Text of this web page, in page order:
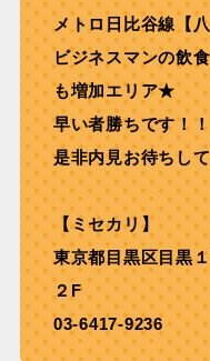
メトロ日比谷線【
ビジネスマンの飲
も増加エリア★
早い者勝ちです！！
是非内見お待ちして
【ミセカリ】
東京都目黒区目黒
２F
03-6417-9236